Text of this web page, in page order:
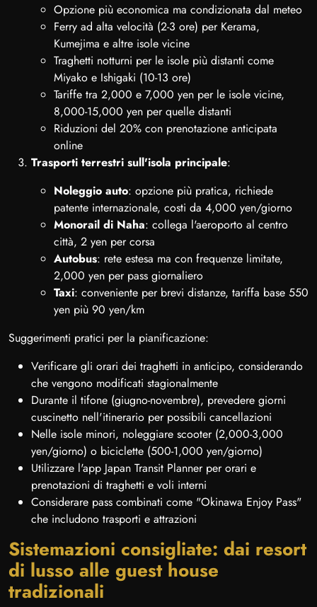
Opzione più economica ma condizionata dal meteo
Ferry ad alta velocità (2-3 ore) per Kerama,
Kumejima e altre isole vicine
Traghetti notturni per le isole più distanti come
Miyako e Ishigaki (10-13 ore)
Tariffe tra 2,000 e 7,000 yen per le isole vicine,
8,000-15,000 yen per quelle distanti
Riduzioni del 20% con prenotazione anticipata
online
Trasporti terrestri sull'isola principale:
Noleggio auto: opzione più pratica, richiede
patente internazionale, costi da 4,000 yen/giorno
Monorail di Naha: collega l'aeroporto al centro
città, 2 yen per corsa
Autobus: rete estesa ma con frequenze limitate,
2,000 yen per pass giornaliero
Taxi: conveniente per brevi distanze, tariffa base 550
yen più 90 yen/km
Suggerimenti pratici per la pianificazione:
Verificare gli orari dei traghetti in anticipo, considerando
che vengono modificati stagionalmente
Durante il tifone (giugno-novembre), prevedere giorni
cuscinetto nell'itinerario per possibili cancellazioni
Nelle isole minori, noleggiare scooter (2,000-3,000
yen/giorno) o biciclette (500-1,000 yen/giorno)
Utilizzare l'app Japan Transit Planner per orari e
prenotazioni di traghetti e voli interni
Considerare pass combinati come "Okinawa Enjoy Pass"
che includono trasporti e attrazioni
Sistemazioni consigliate: dai resort
di lusso alle guest house
tradizionali